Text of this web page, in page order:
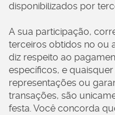
disponibilizados por
A sua participação,
terceiros obtidos no ou
diz respeito ao
específicos, e
representações ou
transações, são
festa. Você concorda